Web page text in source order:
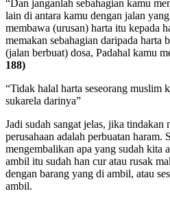
“Dan janganlah sebahagian kamu
lain di antara kamu dengan jalan
membawa (urusan) harta itu kepada
memakan sebahagian daripada harta
(jalan berbuat) dosa, Padahal kamu
188)
“Tidak halal harta seseorang muslim
sukarela darinya”
Jadi sudah sangat jelas, jika
perusahaan adalah perbuatan haram.
mengembalikan apa yang sudah kita
ambil itu sudah han cur atau rusak
dengan barang yang di ambil, atau
ambil.